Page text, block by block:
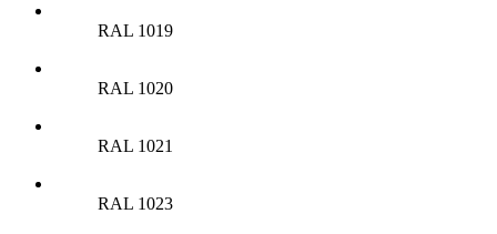
RAL 1019
RAL 1020
RAL 1021
RAL 1023